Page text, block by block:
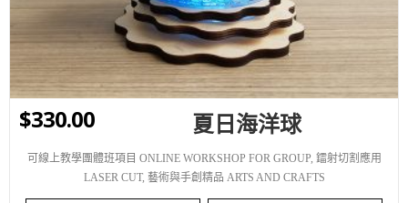
$330.00 夏日海洋球
可線上教學團體班項目 ONLINE WORKSHOP FOR GROUP, 鐳射切割應用
LASER CUT, 藝術與手創精品 ARTS AND CRAFTS